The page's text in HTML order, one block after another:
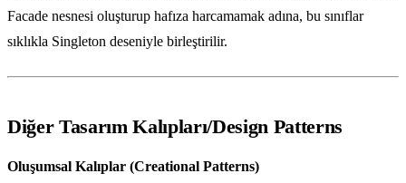
Facade nesnesi oluşturup hafıza harcamamak adına, bu sınıflar
sıklıkla Singleton deseniyle birleştirilir.
Diğer Tasarım Kalıpları/Design Patterns
Oluşumsal Kalıplar (Creational Patterns)